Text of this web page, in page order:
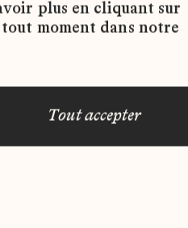
pour le moment.
profil ?
plus en cliquant sur
moment dans notre
tout accepter